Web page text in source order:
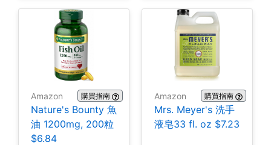
Amazon 購買指南
Nature's Bounty 魚
油 1200mg, 200粒
$6.84
Amazon 購買指南
Mrs. Meyer's 洗手
液皂33 fl. oz $7.23